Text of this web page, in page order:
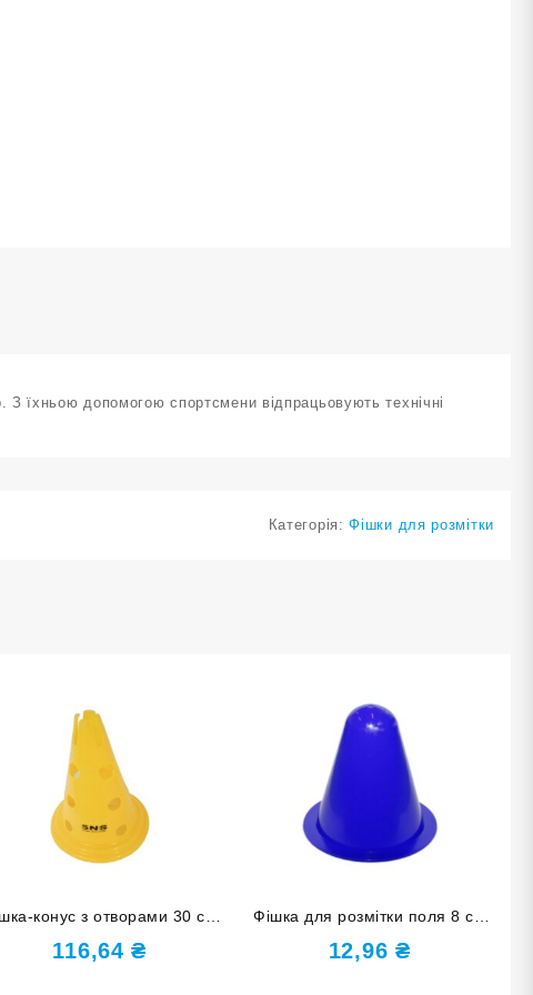
З їхньою допомогою спортсмени відпрацьовують технічні
Категорія:Фішки для розмітки
конус з отворами 30 см
O-83830 жовта
116,64₴
Фішка для розмітки поля 8 см
F-8cm синя
12,96 ₴